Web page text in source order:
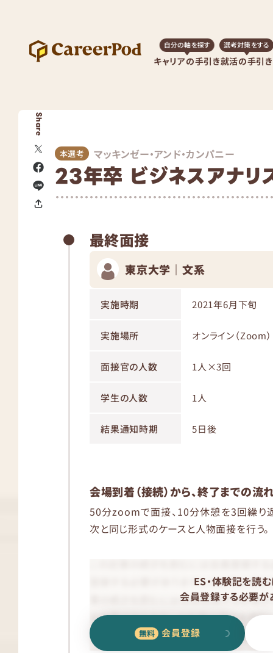
キャリアの手引き
自分の軸を探す
就活の手引き
選考対策をする
Share
本選考 マッキンゼー・アンド・カンパニー
23年卒 ビジネスアナリ
最終面接
東京大学｜文系
実施時期 2021年6月下旬
実施場所 オンライン（Zoom）
面接官の人数 1人×3回
学生の人数 1人
結果通知時期 5日後
会場到着（接続）から、終了までの流
50分zoomで面接、10分休憩を3回繰り
次と同じ形式のケースと人物面接を行う。
ES・体験記を読む
会員登録する必要が
会員登録